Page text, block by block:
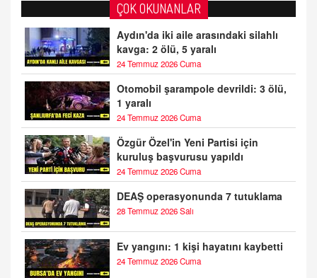
ÇOK OKUNANLAR
Aydın'da iki aile arasındaki silahlı
kavga: 2 ölü, 5 yaralı
24 Temmuz 2026 Cuma
Otomobil şarampole devrildi: 3 ölü,
1 yaralı
24 Temmuz 2026 Cuma
Özgür Özel'in Yeni Partisi için
kuruluş başvurusu yapıldı
24 Temmuz 2026 Cuma
DEAŞ operasyonunda 7 tutuklama
28 Temmuz 2026 Salı
Ev yangını: 1 kişi hayatını kaybetti
24 Temmuz 2026 Cuma